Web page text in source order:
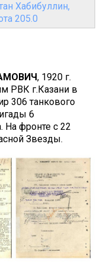
Хабибуллин,
205.0
, 1920 г.
РВК г.Казани в
306 танкового
6
На фронте с 22
Звезды.